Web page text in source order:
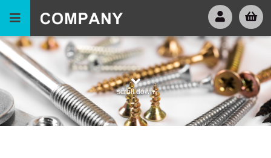
scroll down